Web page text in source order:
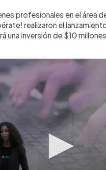
profesionales en el área
realizaron el
una inversión de $10